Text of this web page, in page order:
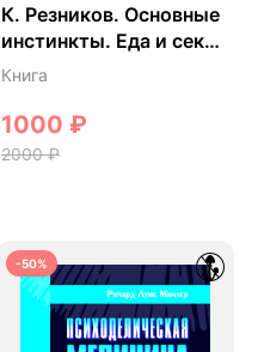
К. Резников. Основные
инстинкты. Еда и секс
в культурах разных
энциклопедия.
Книга
1000 ₽
2000₽
-50%